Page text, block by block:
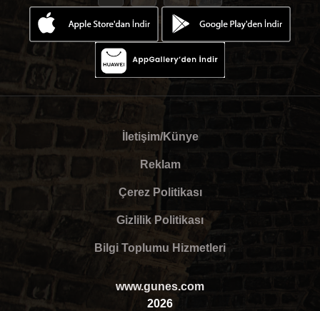
İletişim/Künye
Reklam
Çerez Politikası
Gizlilik Politikası
Bilgi Toplumu Hizmetleri
www.gunes.com
2026